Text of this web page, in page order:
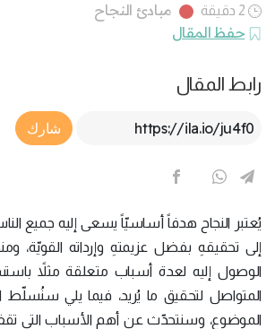
2 دقيقة
مبادئ النجاح
حفظ المقال
رابط المقال
Article Link
شارك
يُعتبر النجاح هدفاً أساسيّاً يسعى إليه جميع
إلى تحقيقهِ بفضل عزيمتهِ وإرداته
الوصول إليه لعدة أسباب متعلقة مثلاً
المتواصل لتحقيق ما يُريد، فيما يلي سنُسلّط
الموضوع، وسنتحدّث عن أهم الأسباب التي